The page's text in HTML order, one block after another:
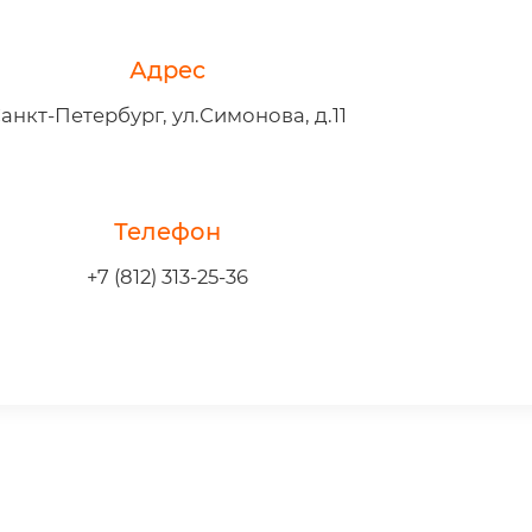
Адрес
Петербург, ул.Симонова, д.11
Телефон
+7 (812) 313-25-36